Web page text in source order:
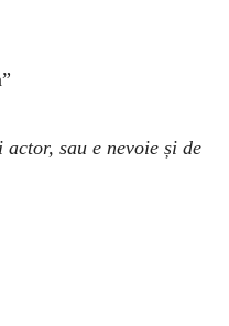
sau e nevoie și de